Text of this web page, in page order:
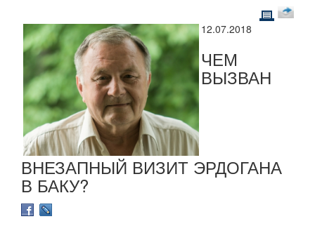
12.07.2018
ЧЕМ
ВЫЗВАН
ВНЕЗАПНЫЙ ВИЗИТ ЭРДОГАНА
В БАКУ?